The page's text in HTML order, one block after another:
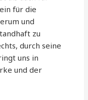
für die
und
zu
durch seine
uns in
und der